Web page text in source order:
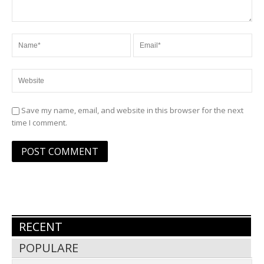
Save my name, email, and website in this browser for the next
time I comment.
RECENT
POPULARE